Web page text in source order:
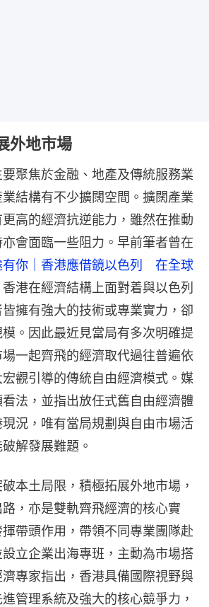
外地市場
聚焦於金融、地產及傳統服務業
結構有不少擴闊空間。擴闊產業
高的經濟抗逆能力，雖然在推動
會面臨一些阻力。早前筆者曾在
有你｜香港應借鏡以色列　在全球
香港在經濟結構上面對着與以色列
擁有強大的技術或專業實力，卻
。因此最近見當局有多次明確提
一起齊飛的經濟取代過往普遍依
觀引導的傳統自由經濟模式。媒
法，並指出放任式舊自由經濟體
況，唯有當局規劃與自由市場活
解發展難題。
本土局限，積極拓展外地市場，
，亦是雙軌齊飛經濟的核心實
帶頭作用，帶領不同專業團隊赴
立企業出海專班，主動為市場搭
專家指出，香港具備國際視野與
管理系統及強大的核心競爭力，